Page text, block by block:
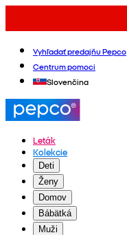
Vyhľadať predajňu Pepco
Centrum pomoci
Slovenčina
Leták
Kolekcie
Deti
Ženy
Domov
Bábätká
Muži